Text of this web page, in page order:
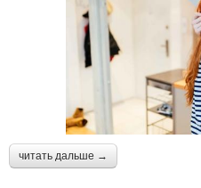
читать дальше →